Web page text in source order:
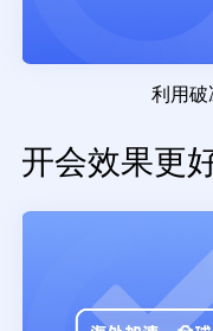
利用破
开会效果更